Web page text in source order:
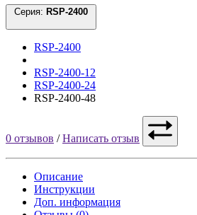
Серия:
RSP-2400
RSP-2400-12
RSP-2400-24
RSP-2400-48
0 отзывов /Написать отзыв
Описание
Инструкции
Доп. информация